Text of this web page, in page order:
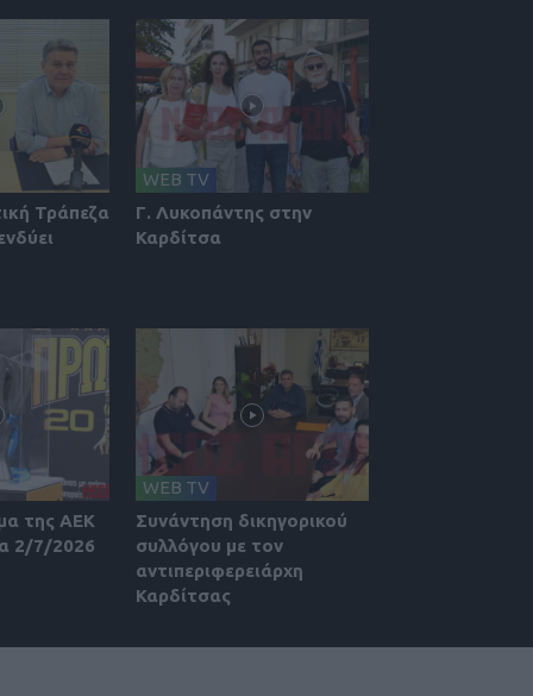
Τράπεζα
WEB TV
Γ. Λυκοπάντης στην
Καρδίτσα
της ΑΕΚ
2/7/2026
WEB TV
Συνάντηση δικηγορικού
συλλόγου με τον
αντιπεριφερειάρχη
Καρδίτσας